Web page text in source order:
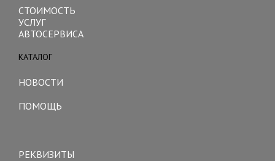
СТОИМОСТЬ
УСЛУГ
АВТОСЕРВИСА
КАТАЛОГ
НОВОСТИ
ПОМОЩЬ
РЕКВИЗИТЫ